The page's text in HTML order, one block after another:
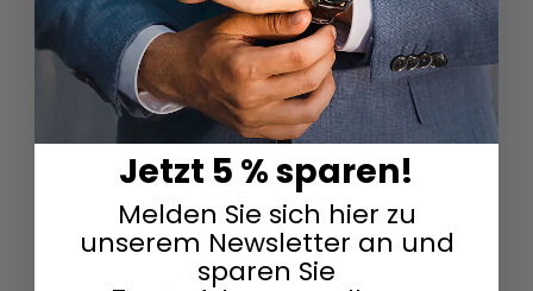
Herren
Smartwatches
Damen
Herren
Solaruhren
Herren
Damen
Sportuhren
Damen
Herren
Swarovski & Edelsteine
Damen
Herren
Jetzt 5 % sparen!
Melden Sie sich hier zu
unserem Newsletter an und
sparen Sie